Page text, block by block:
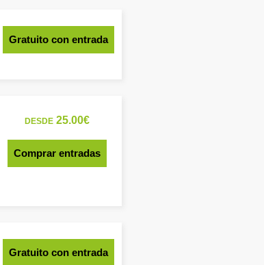
Gratuito con entrada
DESDE25.00€
Comprar entradas
Gratuito con entrada